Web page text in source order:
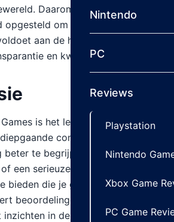
Nintendo
PC
Reviews
Playstation
Nintendo
Xbox Game
PC Game
Daarom hebben we dit
opgesteld om ervoor te zorgen
aan de hoogste standaarden
en kwaliteit.
is het leveren van up-to-
content die je helpt de
beter te begrijpen. Of je nu een
een serieuze gamer, we streven
bieden die je game-ervaring
beoordelingen en
in de industrie en